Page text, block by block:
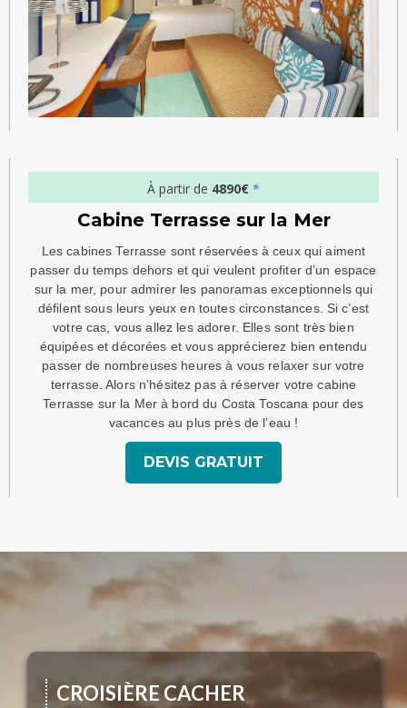
À partir de 4890€ *
Cabine Terrasse sur la Mer
Les cabines Terrasse sont réservées à ceux qui aiment
passer du temps dehors et qui veulent profiter d’un espace
sur la mer, pour admirer les panoramas exceptionnels qui
défilent sous leurs yeux en toutes circonstances. Si c’est
votre cas, vous allez les adorer. Elles sont très bien
équipées et décorées et vous apprécierez bien entendu
passer de nombreuses heures à vous relaxer sur votre
terrasse. Alors n’hésitez pas à réserver votre cabine
Terrasse sur la Mer à bord du Costa Toscana pour des
vacances au plus près de l’eau !
DEVIS GRATUIT
CROISIÈRE CACHER